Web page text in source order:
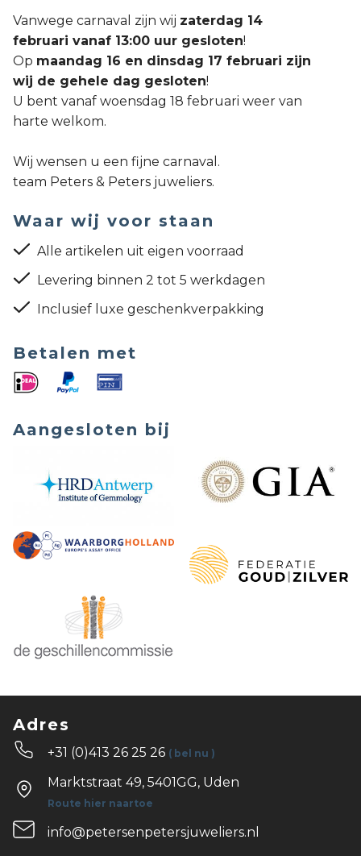
Vanwege carnaval zijn wij zaterdag 14
februari vanaf 13:00 uur gesloten!
Op maandag 16 en dinsdag 17 februari zijn
wij de gehele dag gesloten!
U bent vanaf woensdag 18 februari weer van
harte welkom.
Wij wensen u een fijne carnaval.
team Peters & Peters juweliers.
Waar wij voor staan
Alle artikelen uit eigen voorraad
Levering binnen 2 tot 5 werkdagen
Inclusief luxe geschenkverpakking
Betalen met
Aangesloten bij
Adres
+31 (0)413 26 25 26 ( bel nu )
Marktstraat 49, 5401GG, Uden
Route hier naartoe
info@petersenpetersjuweliers.nl